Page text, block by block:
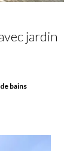
jardin
bains